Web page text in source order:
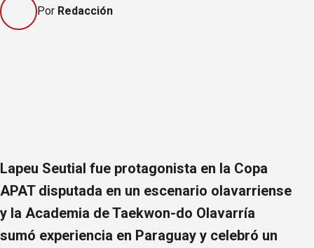
Por Redacción
Lapeu Seutial fue protagonista en la Copa
APAT disputada en un escenario olavarriense
y la Academia de Taekwon-do Olavarría
sumó experiencia en Paraguay y celebró un